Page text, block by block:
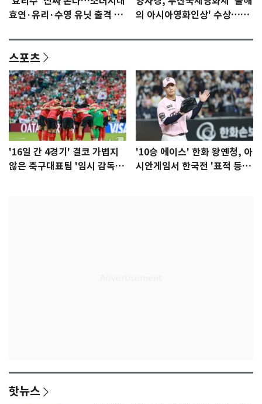
효연·유리·수영 유닛 출격 [N
의 아시아영화인상' 수상…15
스포츠
'16일 간 4경기' 결코 가볍지
않은 축구대표팀 '임시 감독'
'10승 에이스' 한화 왕옌청, 아
시안게임서 한국전 '표적 등
핫뉴스